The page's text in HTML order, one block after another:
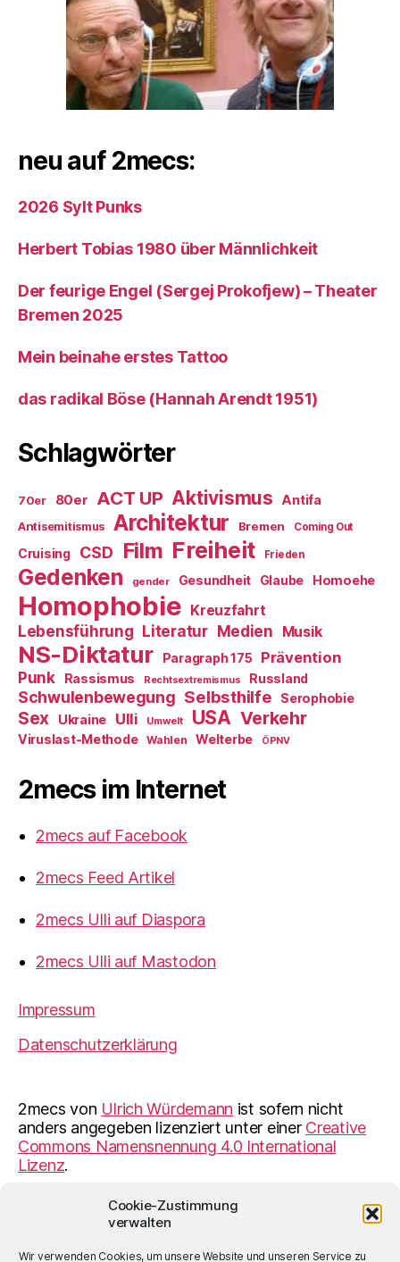
Cookie-Zustimmung
verwalten
Wir verwenden Cookies, um unsere Website und unseren Service zu
neu auf 2mecs:
2026 Sylt Punks
Herbert Tobias 1980 über Männlichkeit
Der feurige Engel (Sergej Prokofjew) – Theater
Bremen 2025
Mein beinahe erstes Tattoo
das radikal Böse (Hannah Arendt 1951)
Schlagwörter
70er 80er ACT UP Aktivismus Antifa
Antisemitismus Architektur Bremen Coming Out
Cruising CSD Film Freiheit Frieden
Gedenken gender Gesundheit Glaube Homoehe
Homophobie Kreuzfahrt
Lebensführung Literatur Medien Musik
NS-Diktatur Paragraph 175
Prävention
Punk
Rassismus Rechtsextremismus Russland
Schwulenbewegung Selbsthilfe Serophobie
Sex Ukraine Ulli Umwelt USA Verkehr
Viruslast-Methode Wahlen Welterbe ÖPNV
2mecs im Internet
2mecs auf Facebook
2mecs Feed Artikel
2mecs Ulli auf Diaspora
2mecs Ulli auf Mastodon
Impressum
Datenschutzerklärung
2mecs von Ulrich Würdemann ist sofern nicht
anders angegeben lizenziert unter einer Creative
Commons Namensnennung 4.0 International
Lizenz.